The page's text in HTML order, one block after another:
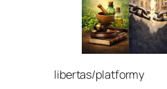
libertas/platformy